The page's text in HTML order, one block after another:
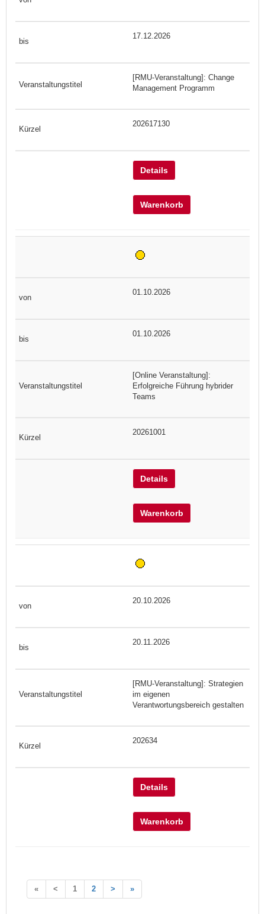
17.12.2026
[RMU-Veranstaltung]: Change
Management Programm
202617130
Details
Warenkorb
01.10.2026
01.10.2026
[Online Veranstaltung]:
Erfolgreiche Führung hybrider
Teams
20261001
Details
Warenkorb
20.10.2026
20.11.2026
[RMU-Veranstaltung]: Strategien
im eigenen
Verantwortungsbereich gestalten
202634
Details
Warenkorb
« < 1 2 > »